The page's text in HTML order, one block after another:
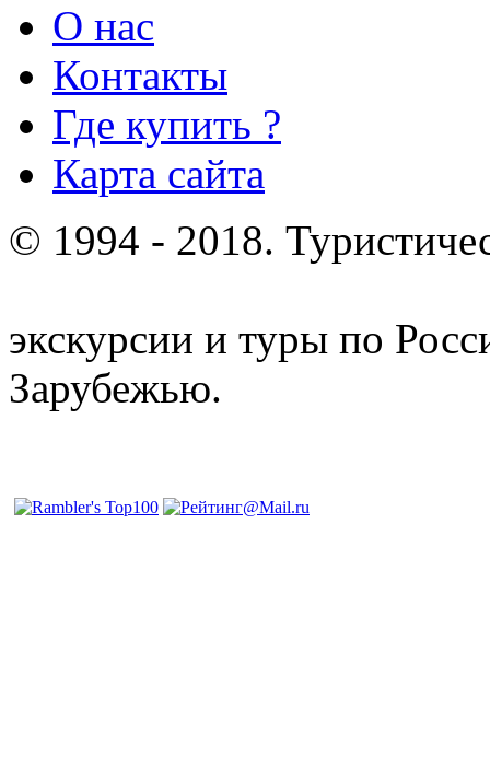
О нас
Контакты
Где купить ?
Карта сайта
© 1994 - 2018.
экскурсии и туры по
Зарубежью.